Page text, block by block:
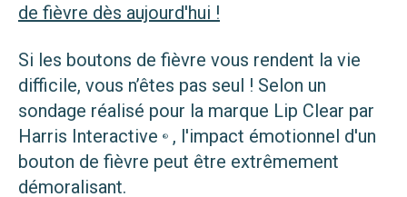
Si les boutons de fièvre vous rendent la vie
difficile, vous n’êtes pas seul ! Selon un
sondage réalisé pour la marque Lip Clear par
Harris Interactive
®
, l'impact émotionnel d'un
bouton de fièvre peut être extrêmement
démoralisant.